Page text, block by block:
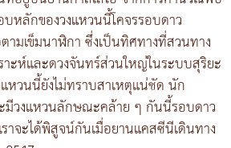
หลักของวงแหวนนี้โคจรรอบดาว
มเข็มนาฬิกา ซึ่งเป็นทิศทางที่สวนทาง
าะห์และดวงจันทร์ส่วนใหญ่ในระบบสุริยะ
หวนนี้ยังไม่ทราบสาเหตุแน่ชัด นัก
มีวงแหวนลักษณะคล้าย ๆ กันนี้รอบดาว
าจะได้พิสูจน์กันเมื่อยานแคสซีนีเดินทาง